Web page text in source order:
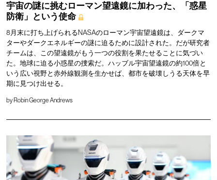
宇宙の謎に挑むローマン望遠鏡に加わった、「惑星
防衛」という使命
8月末に打ち上げられるNASAのローマン宇宙望遠鏡は、ダークマ
ターやダークエネルギーの謎に迫るために設計された。だが研究者
チームは、この望遠鏡がもう一つの役割を果たせることに気づい
た。地球に迫る小惑星の捜索だ。ハッブル宇宙望遠鏡の約100倍と
いう広い視野と赤外線観測を生かせば、都市を破壊しうる天体を早
期に見つけ出せる。
by Robin George Andrews